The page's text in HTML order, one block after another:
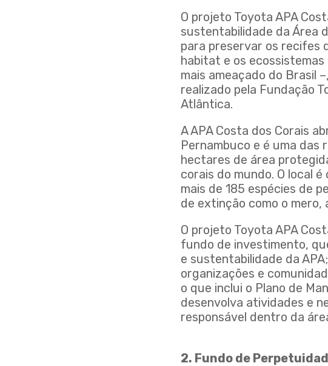
O projeto Toyota APA
sustentabilidade da Área
para preservar os recifes
habitat e os
mais ameaçado do Brasil
realizado pela Fundação
Atlântica.
A APA Costa dos Corais
Pernambuco e é uma das
hectares de área
corais do mundo. O local
mais de 185 espécies de
de extinção como o
O projeto Toyota APA
fundo de investimento,
e sustentabilidade da
organizações e
o que inclui o Plano de
desenvolva atividades e
responsável dentro da
2. Fundo de